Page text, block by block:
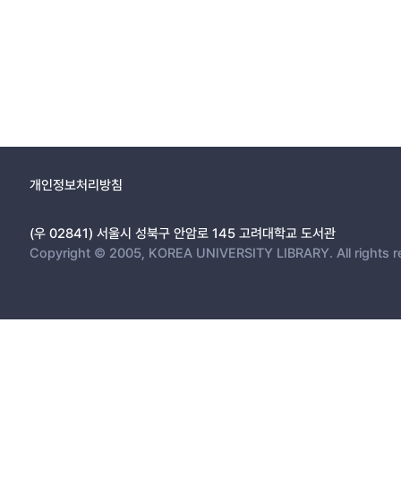
개인정보처리방침
(우 02841) 서울시 성북구 안암로 145 고려대학교 도서관
Copyright © 2005, KOREA UNIVERSITY LIBRARY. All rights